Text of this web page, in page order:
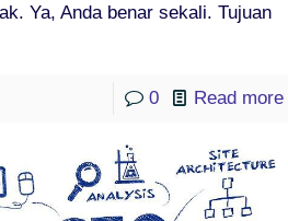
Ya, Anda benar sekali. Tujuan
0 Read more